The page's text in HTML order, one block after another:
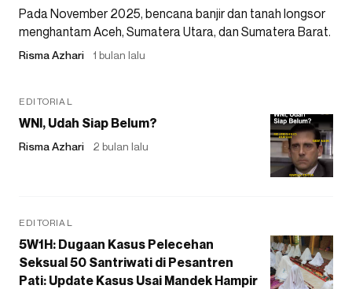
Pada November 2025, bencana banjir dan tanah longsor
menghantam Aceh, Sumatera Utara, dan Sumatera Barat.
Risma Azhari 1 bulan lalu
EDITORIAL
WNI, Udah Siap Belum?
Risma Azhari 2 bulan lalu
EDITORIAL
5W1H: Dugaan Kasus Pelecehan
Seksual 50 Santriwati di Pesantren
Pati: Update Kasus Usai Mandek Hampir